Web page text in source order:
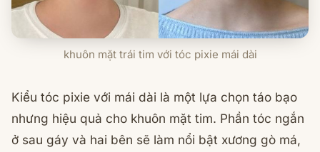
khuôn mặt trái tim với tóc pixie mái dài
Kiểu tóc pixie với mái dài là một lựa chọn táo bạo
nhưng hiệu quả cho khuôn mặt tim. Phần tóc ngắn
ở sau gáy và hai bên sẽ làm nổi bật xương gò má,